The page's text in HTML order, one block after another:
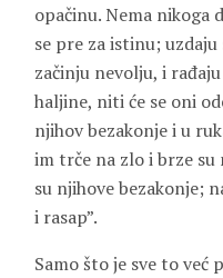
opačinu. Nema nikoga
se pre za istinu;
začinju nevolju, i
haljine, niti će se oni
njihov bezakonje i u
im trče na zlo i brze
su njihove bezakonje;
i rasap”.
Samo što je sve to već